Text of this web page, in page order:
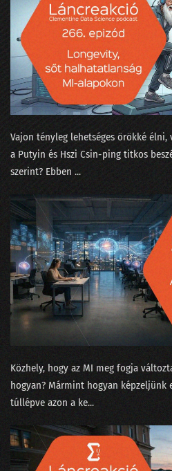
220 - Becsukták a
219 - Az év válsága a
217 - Az elszaródás
213 - dataSTREAM 2025
212 - Miért nem érünk
208 - Covid-számok,
207 - Kit ver át az
206 - Sam Altmannak
Vajon tényleg lehetséges örökké élni,
a Putyin és Hszi Csin-ping titkos
szerint? Ebben ...
Közhely, hogy az MI meg fogja
hogyan? Mármint hogyan képzeljünk
túllépve azon a ke...